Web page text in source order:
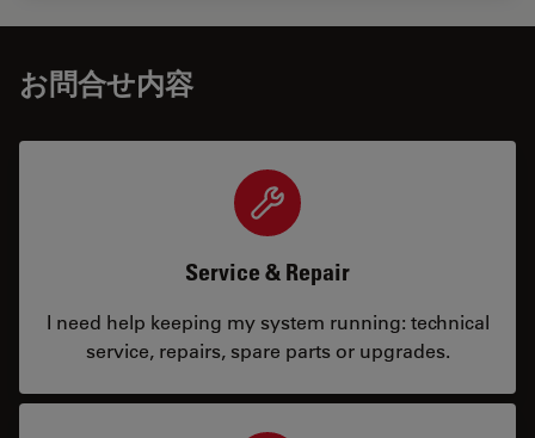
お問合せ内容
Service & Repair
I need help keeping my system running: technical
service, repairs, spare parts or upgrades.